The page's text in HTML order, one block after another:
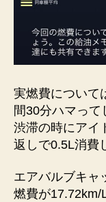
実燃費について
間30分ハマって
渋滞の時にアイ
返しで0.5L消費
エアバルブキャ
燃費が17.72km/